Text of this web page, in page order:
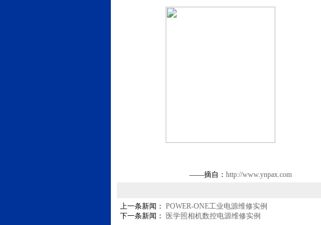
——摘自： http://www.ynpax.com
上一条新闻： POWER-ONE工业电源维修实例
下一条新闻：
医学照相机数控电源维修实例